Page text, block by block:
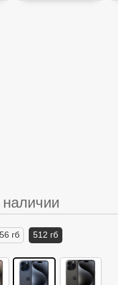
наличии
гб 512 гб